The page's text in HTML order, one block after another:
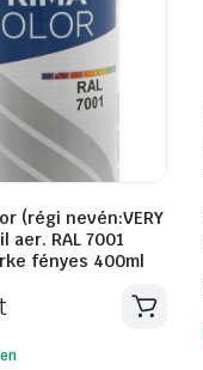
(régi nevén:VERY
aer. RAL 7001
fényes 400ml